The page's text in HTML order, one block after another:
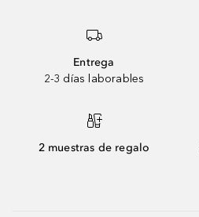
Entrega
2-3 días laborables
2 muestras de regalo